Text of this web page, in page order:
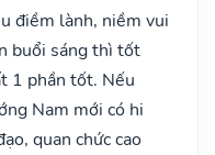
điềm lành, niềm vui
buổi sáng thì tốt
1 phần tốt. Nếu
Nam mới có hi
quan chức cao